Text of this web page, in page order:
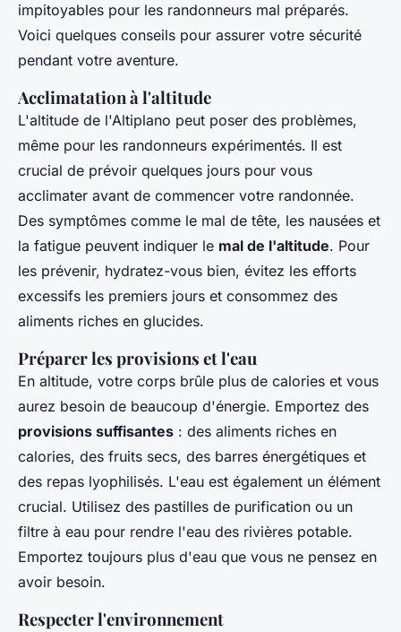
impitoyables pour les randonneurs mal préparés.
Voici quelques conseils pour assurer votre sécurité
pendant votre aventure.
Acclimatation à l'altitude
L'altitude de l'Altiplano peut poser des problèmes,
même pour les randonneurs expérimentés. Il est
crucial de prévoir quelques jours pour vous
acclimater avant de commencer votre randonnée.
Des symptômes comme le mal de tête, les nausées et
la fatigue peuvent indiquer le mal de l'altitude. Pour
les prévenir, hydratez-vous bien, évitez les efforts
excessifs les premiers jours et consommez des
aliments riches en glucides.
Préparer les provisions et l'eau
En altitude, votre corps brûle plus de calories et vous
aurez besoin de beaucoup d'énergie. Emportez des
provisions suffisantes : des aliments riches en
calories, des fruits secs, des barres énergétiques et
des repas lyophilisés. L'eau est également un élément
crucial. Utilisez des pastilles de purification ou un
filtre à eau pour rendre l'eau des rivières potable.
Emportez toujours plus d'eau que vous ne pensez en
avoir besoin.
Respecter l'environnement